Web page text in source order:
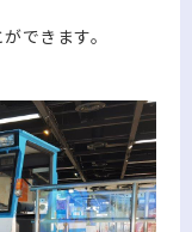
できます。